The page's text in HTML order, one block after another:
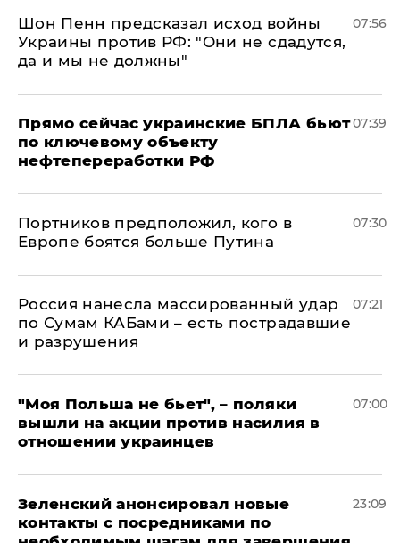
Шон Пенн предсказал исход войны
Украины против РФ: "Они не сдадутся,
да и мы не должны"
07:56
Прямо сейчас украинские БПЛА бьют
по ключевому объекту
нефтепереработки РФ
07:39
Портников предположил, кого в
Европе боятся больше Путина
07:30
Россия нанесла массированный удар
по Сумам КАБами – есть пострадавшие
и разрушения
07:21
"Моя Польша не бьет", – поляки
вышли на акции против насилия в
отношении украинцев
07:00
Зеленский анонсировал новые
контакты с посредниками по
23:09